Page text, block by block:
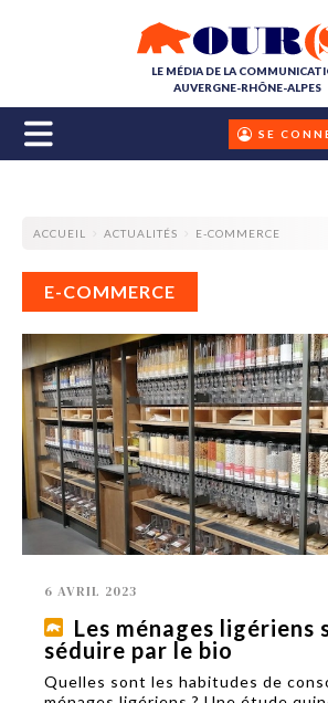
LE MÉDIA DE LA
AUVERGNE-RHÔNE-ALPES
SE
ACCUEIL ACTUALITÉS E-COMMERCE
E-COMMERCE
6 AVRIL 2023
Les ménages ligériens
séduire par le bio
Quelles sont les habitudes de